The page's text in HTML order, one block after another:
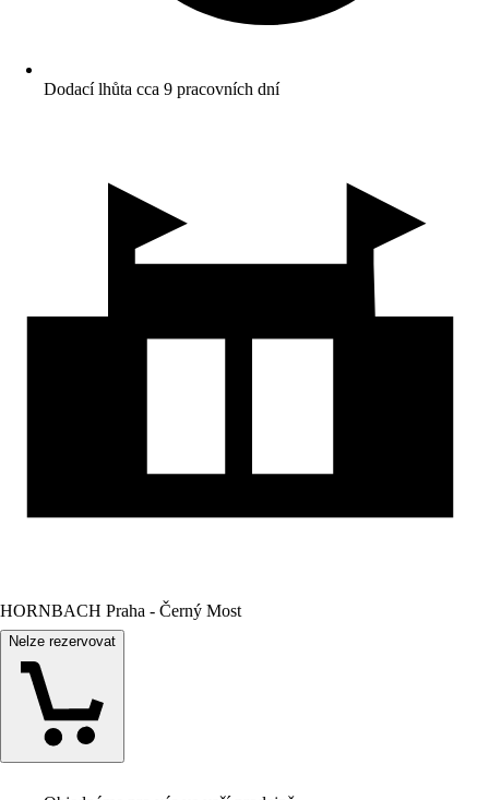
Dodací lhůta cca 9 pracovních dní
HORNBACH Praha - Černý Most
Nelze rezervovat